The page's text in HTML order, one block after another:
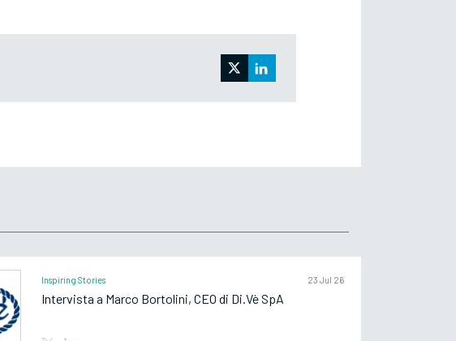
Inspiring Stories 23 Jul 26
Intervista a Marco Bortolini, CEO di Di.Vè SpA